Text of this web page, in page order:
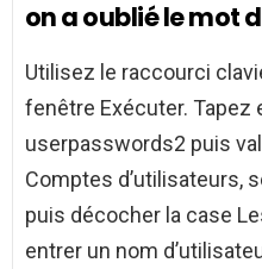
on a oublié le mot
Utilisez le raccourci
fenêtre Exécuter. Tapez
userpasswords2 puis
Comptes d’utilisateurs,
puis décocher la case
entrer un nom